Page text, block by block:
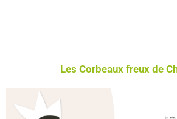
Les Corbeaux freux de